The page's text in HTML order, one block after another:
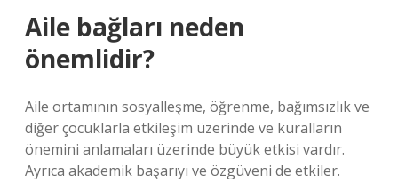
Aile bağları neden
önemlidir?
Aile ortamının sosyalleşme, öğrenme, bağımsızlık ve
diğer çocuklarla etkileşim üzerinde ve kuralların
önemini anlamaları üzerinde büyük etkisi vardır.
Ayrıca akademik başarıyı ve özgüveni de etkiler.